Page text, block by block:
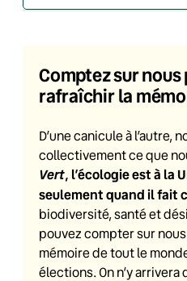
Comptez sur nous
rafraîchir la
D’une canicule à l’autre,
collectivement ce que
Vert, l’écologie est à la
seulement quand il fait
biodiversité, santé et
pouvez compter sur
mémoire de tout le
élections. On n’y arrivera